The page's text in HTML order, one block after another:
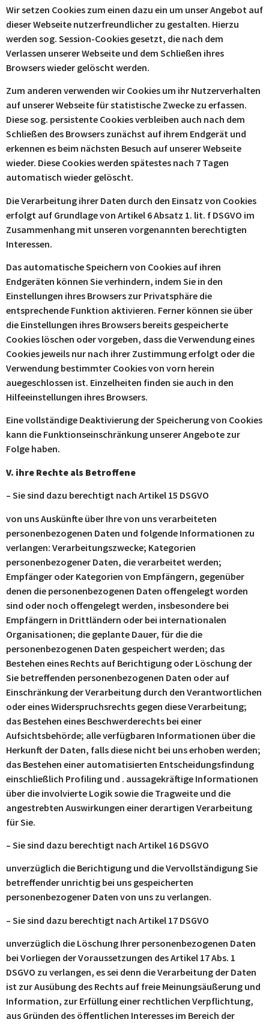
Wir setzen Cookies zum einen dazu ein um unser Angebot auf
dieser Webseite nutzerfreundlicher zu gestalten. Hierzu
werden sog. Session-Cookies gesetzt, die nach dem
Verlassen unserer Webseite und dem Schließen ihres
Browsers wieder gelöscht werden.
Zum anderen verwenden wir Cookies um ihr Nutzerverhalten
auf unserer Webseite für statistische Zwecke zu erfassen.
Diese sog. persistente Cookies verbleiben auch nach dem
Schließen des Browsers zunächst auf ihrem Endgerät und
erkennen es beim nächsten Besuch auf unserer Webseite
wieder. Diese Cookies werden spätestes nach 7 Tagen
automatisch wieder gelöscht.
Die Verarbeitung ihrer Daten durch den Einsatz von Cookies
erfolgt auf Grundlage von Artikel 6 Absatz 1. lit. f DSGVO im
Zusammenhang mit unseren vorgenannten berechtigten
Interessen.
Das automatische Speichern von Cookies auf ihren
Endgeräten können Sie verhindern, indem Sie in den
Einstellungen ihres Browsers zur Privatsphäre die
entsprechende Funktion aktivieren. Ferner können sie über
die Einstellungen ihres Browsers bereits gespeicherte
Cookies löschen oder vorgeben, dass die Verwendung eines
Cookies jeweils nur nach ihrer Zustimmung erfolgt oder die
Verwendung bestimmter Cookies von vorn herein
auegeschlossen ist. Einzelheiten finden sie auch in den
Hilfeeinstellungen ihres Browsers.
Eine vollständige Deaktivierung der Speicherung von Cookies
kann die Funktionseinschränkung unserer Angebote zur
Folge haben.
V. ihre Rechte als Betroffene
– Sie sind dazu berechtigt nach Artikel 15 DSGVO
von uns Auskünfte über Ihre von uns verarbeiteten
personenbezogenen Daten und folgende Informationen zu
verlangen: Verarbeitungszwecke; Kategorien
personenbezogener Daten, die verarbeitet werden;
Empfänger oder Kategorien von Empfängern, gegenüber
denen die personenbezogenen Daten offengelegt worden
sind oder noch offengelegt werden, insbesondere bei
Empfängern in Drittländern oder bei internationalen
Organisationen; die geplante Dauer, für die die
personenbezogenen Daten gespeichert werden; das
Bestehen eines Rechts auf Berichtigung oder Löschung der
Sie betreffenden personenbezogenen Daten oder auf
Einschränkung der Verarbeitung durch den Verantwortlichen
oder eines Widerspruchsrechts gegen diese Verarbeitung;
das Bestehen eines Beschwerderechts bei einer
Aufsichtsbehörde; alle verfügbaren Informationen über die
Herkunft der Daten, falls diese nicht bei uns erhoben werden;
das Bestehen einer automatisierten Entscheidungsfindung
einschließlich Profiling und . aussagekräftige Informationen
über die involvierte Logik sowie die Tragweite und die
angestrebten Auswirkungen einer derartigen Verarbeitung
für Sie.
– Sie sind dazu berechtigt nach Artikel 16 DSGVO
unverzüglich die Berichtigung und die Vervollständigung Sie
betreffender unrichtig bei uns gespeicherten
personenbezogener Daten von uns zu verlangen.
– Sie sind dazu berechtigt nach Artikel 17 DSGVO
unverzüglich die Löschung Ihrer personenbezogenen Daten
bei Vorliegen der Voraussetzungen des Artikel 17 Abs. 1
DSGVO zu verlangen, es sei denn die Verarbeitung der Daten
ist zur Ausübung des Rechts auf freie Meinungsäußerung und
Information, zur Erfüllung einer rechtlichen Verpflichtung,
aus Gründen des öffentlichen Interesses im Bereich der